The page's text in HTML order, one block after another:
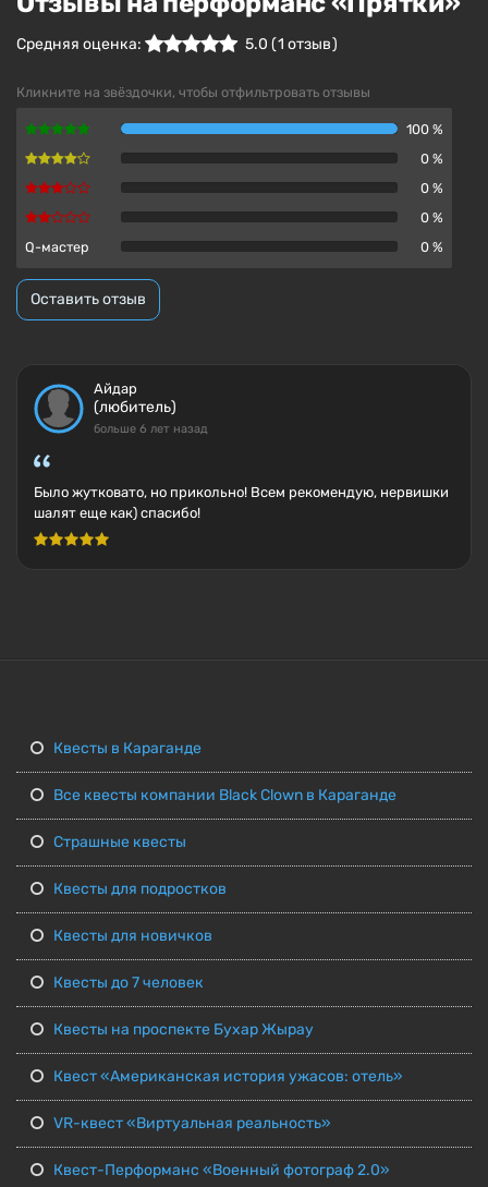
Средняя оценка: 5.0 (1 отзыв )
Кликните на звёздочки, чтобы отфильтровать отзывы
100 %
0 %
0 %
0 %
Q-мастер
0 %
Оставить отзыв
Айдар
(любитель)
больше 6 лет назад
Было жутковато, но прикольно! Всем рекомендую, нервишки
шалят еще как) спасибо!
Квесты в Караганде
Все квесты компании Black Clown в Караганде
Страшные квесты
Квесты для подростков
Квесты для новичков
Квесты до 7 человек
Квесты на проспекте Бухар Жырау
Квест «Американская история ужасов: отель»
VR-квест «Виртуальная реальность»
Квест-Перформанс «Военный фотограф 2.0»